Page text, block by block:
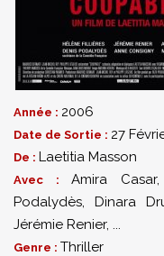
Année : 2006
Date de Sortie : 27
De : Laetitia Masson
Avec : Amira Casar,
Podalydès, Dinara
Jérémie Renier, ...
Genre : Thriller